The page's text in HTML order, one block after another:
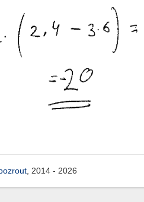
, 2014 - 2026